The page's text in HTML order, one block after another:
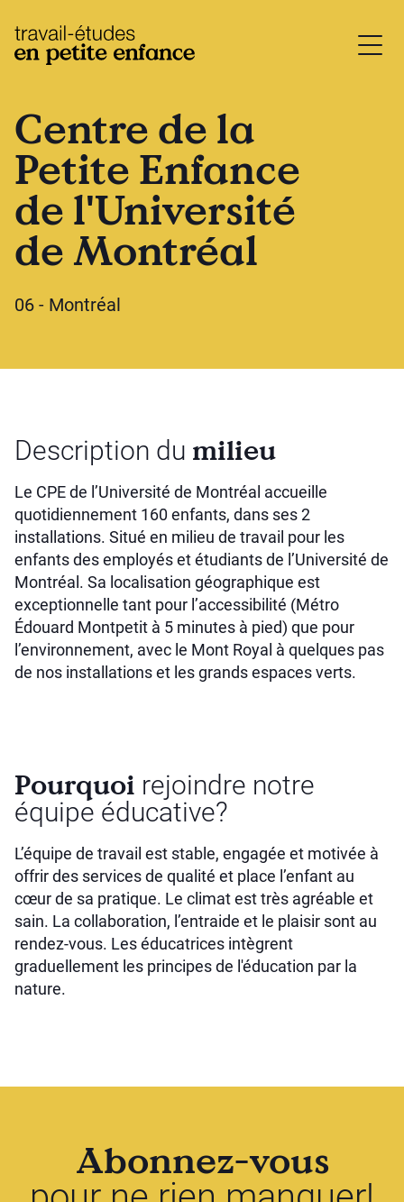
base.logo
Centre de la
Petite Enfance
de l'Université
de Montréal
06 - Montréal
Description du milieu
Le CPE de l’Université de Montréal accueille
quotidiennement 160 enfants, dans ses 2
installations. Situé en milieu de travail pour les
enfants des employés et étudiants de l’Université de
Montréal. Sa localisation géographique est
exceptionnelle tant pour l’accessibilité (Métro
Édouard Montpetit à 5 minutes à pied) que pour
l’environnement, avec le Mont Royal à quelques pas
de nos installations et les grands espaces verts.
Pourquoi rejoindre notre
équipe éducative?
L’équipe de travail est stable, engagée et motivée à
offrir des services de qualité et place l’enfant au
cœur de sa pratique. Le climat est très agréable et
sain. La collaboration, l’entraide et le plaisir sont au
rendez-vous. Les éducatrices intègrent
graduellement les principes de l'éducation par la
nature.
Abonnez-vous